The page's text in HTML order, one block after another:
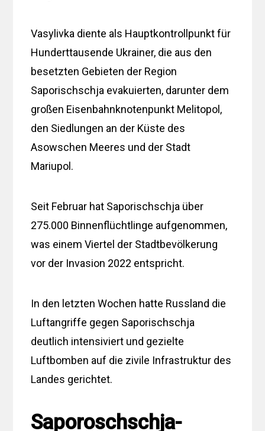
Vasylivka diente als Hauptkontrollpunkt für
Hunderttausende Ukrainer, die aus den
besetzten Gebieten der Region
Saporischschja evakuierten, darunter dem
großen Eisenbahnknotenpunkt Melitopol,
den Siedlungen an der Küste des
Asowschen Meeres und der Stadt
Mariupol.
Seit Februar hat Saporischschja über
275.000 Binnenflüchtlinge aufgenommen,
was einem Viertel der Stadtbevölkerung
vor der Invasion 2022 entspricht.
In den letzten Wochen hatte Russland die
Luftangriffe gegen Saporischschja
deutlich intensiviert und gezielte
Luftbomben auf die zivile Infrastruktur des
Landes gerichtet.
Saporoschschja-